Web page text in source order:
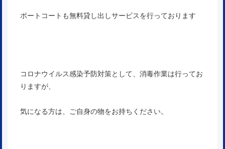
ボートコートも無料貸し出しサービスを行っております
コロナウイルス感染予防対策として、消毒作業は行ってお
りますが、
気になる方は、ご自身の物をお持ちください。